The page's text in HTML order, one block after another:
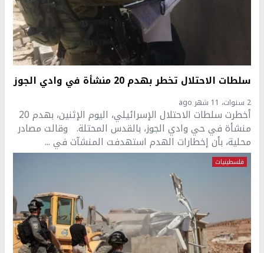
سلطات الاحتلال تخطر بهدم 20 منشأة في وادي الجوز
2 سنوات، 11 شهر ago
أخطرت سلطات الاحتلال الإسرائيلي، اليوم الإثنين، بهدم 20
منشأة في حي وادي الجوز، بالقدس المحتلة. وقالت مصادر
محلية، بأن إخطارات الهدم استهدفت المنشآت في ...
فلسطينيات